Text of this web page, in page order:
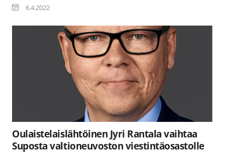
6.4.2022
Oulaistelaislähtöinen Jyri Rantala vaihtaa
Suposta valtioneuvoston viestintäosastolle